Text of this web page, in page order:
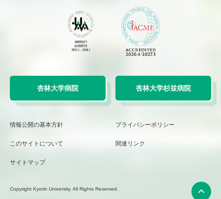
杏林大学病院 杏林大学杉並病院
情報公開の基本方針 プライバシーポリシー
このサイトについて 関連リンク
サイトマップ
Copyright Kyorin University. All Rights Reserved.